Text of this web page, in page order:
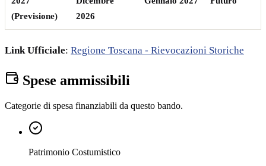
(Previsione)
2026
Link Ufficiale: Regione Toscana - Rievocazioni Storiche
Spese ammissibili
Categorie di spesa finanziabili da questo bando.
Patrimonio Costumistico